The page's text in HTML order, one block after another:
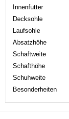
Innenfutter
Decksohle
Laufsohle
Absatzhöhe
Schaftweite
Schafthöhe
Schuhweite
Besonderheiten